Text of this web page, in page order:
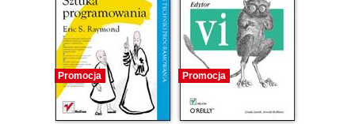
Promocja Promocja